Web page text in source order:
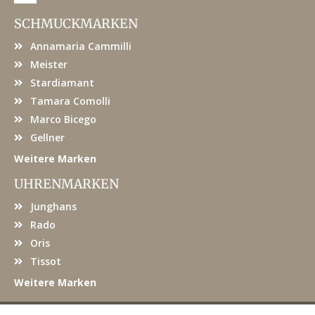
e
b
o
SCHMUCKMARKEN
Annamaria Cammilli
Meister
Stardiamant
Tamara Comolli
Marco Bicego
Gellner
Weitere Marken
UHRENMARKEN
Junghans
Rado
Oris
Tissot
Weitere Marken